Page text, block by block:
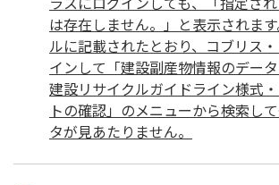
は存在しません。」と表示されま
ルに記載されたとおり、コブリス
インして「建設副産物情報のデー
建設リサイクルガイドライン様式
トの確認」のメニューから検索し
タが見あたりません。